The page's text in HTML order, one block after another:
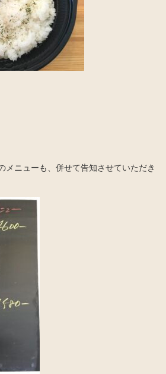
メニューも、併せて告知させていただき